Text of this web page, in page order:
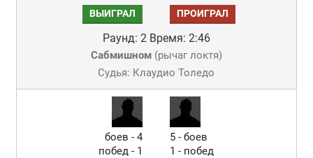
ВЫИГРАЛ ПРОИГРАЛ
Раунд: 2 Время: 2:46
Сабмишном(рычаг локтя)
Судья: Клаудио Толедо
боев - 4
побед - 1
5 - боев
1 - побед